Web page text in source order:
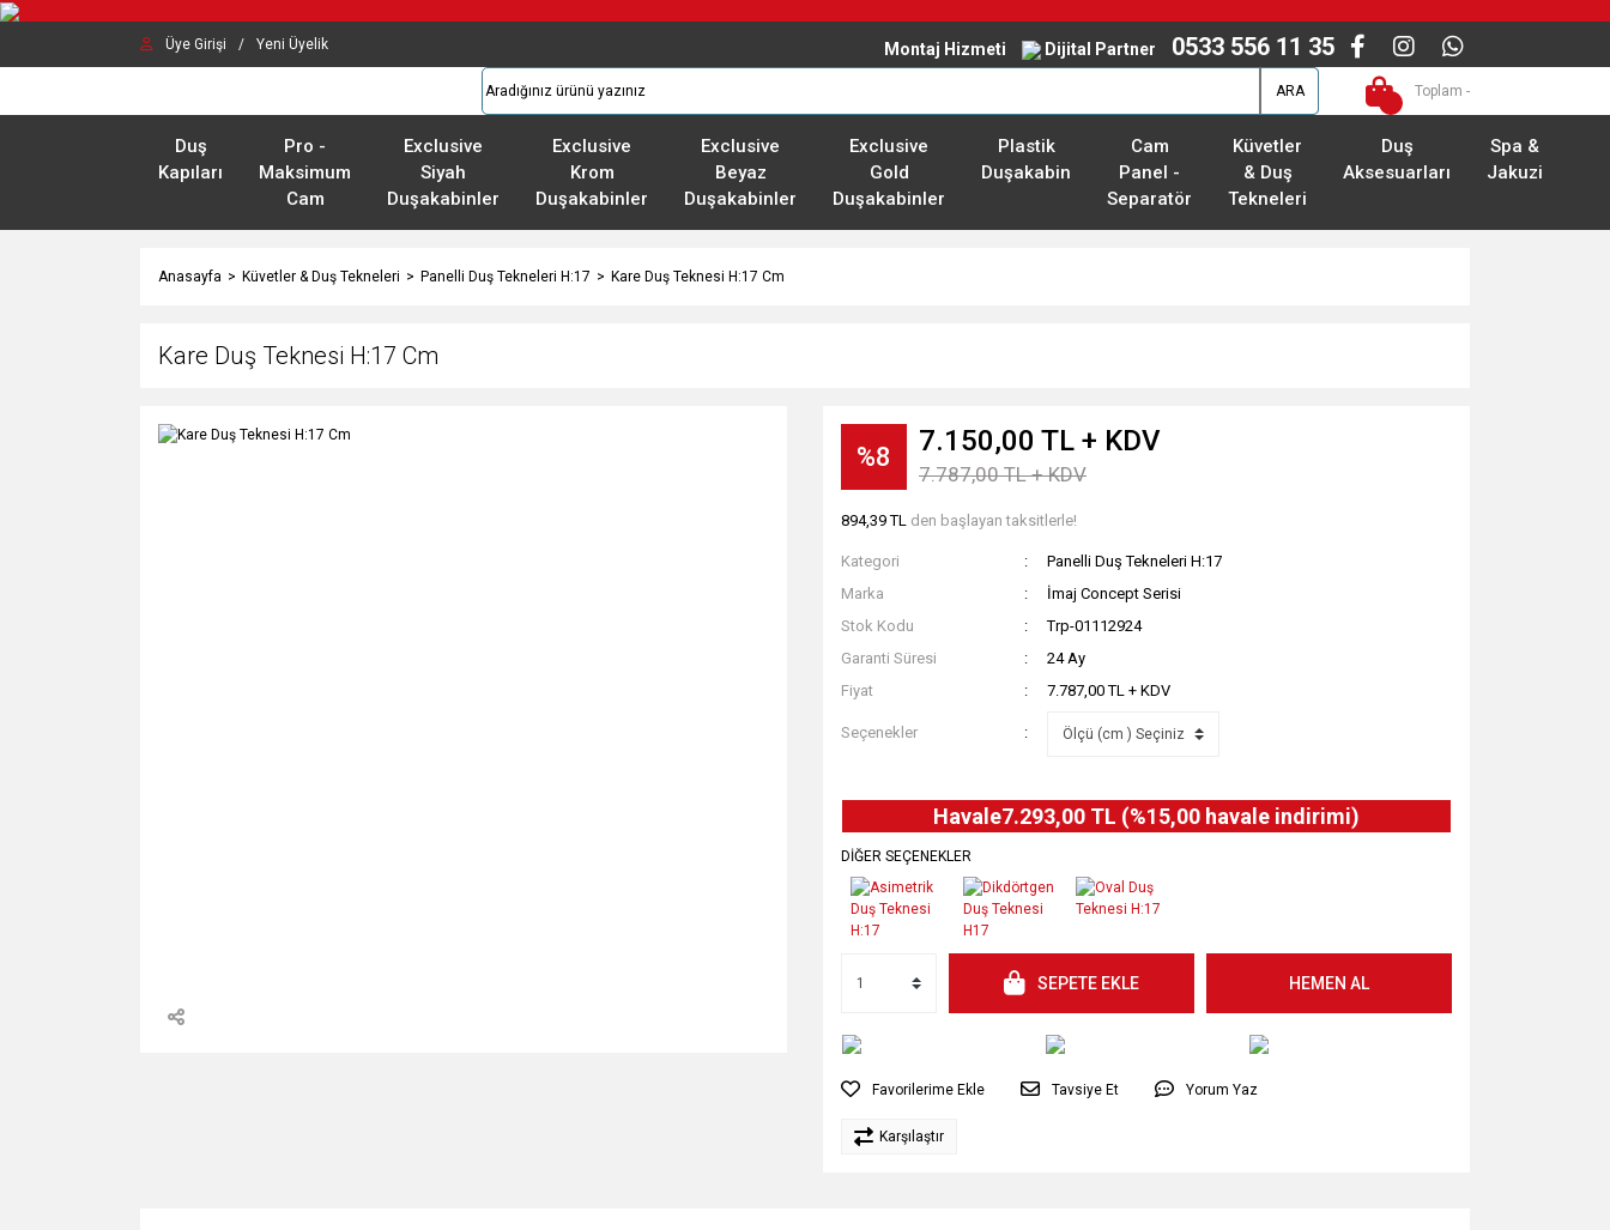
Üye Girişi / Yeni Üyelik Montaj Hizmeti Dijital Partner 0533 556 11 35
ARA Toplam -
Duş
Kapıları
Pro -
Maksimum
Cam
Exclusive
Siyah
Duşakabinler
Exclusive
Krom
Duşakabinler
Exclusive
Beyaz
Duşakabinler
Exclusive
Gold
Duşakabinler
Plastik
Duşakabin
Cam
Panel -
Separatör
Küvetler
& Duş
Tekneleri
Duş
Aksesuarları
Spa &
Jakuzi
Anasayfa Küvetler & Duş Tekneleri Panelli Duş Tekneleri H:17 Kare Duş Teknesi H:17 Cm
Kare Duş Teknesi H:17 Cm
%8 7.150,00 TL + KDV
7.787,00 TL + KDV
894,39 TL den başlayan taksitlerle!
Kategori
Panelli Duş Tekneleri H:17
Marka
İmaj Concept Serisi
Stok Kodu
Trp-01112924
Garanti Süresi
24 Ay
Fiyat
7.787,00 TL + KDV
Seçenekler
Havale7.293,00 TL (%15,00 havale indirimi)
DİĞER SEÇENEKLER
SEPETE EKLE HEMEN AL
Tavsiye Et Yorum Yaz
Karşılaştır